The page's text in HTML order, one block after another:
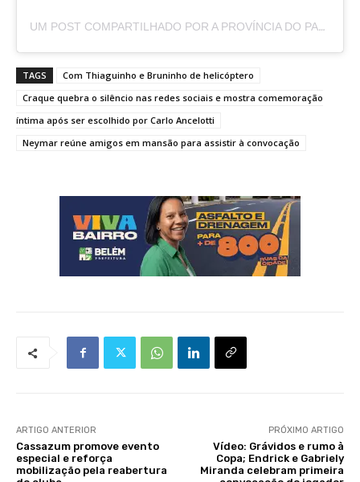
UM POST COMPARTILHADO POR A PROVÍNCIA DO PARÁ (@APROVINCIADOPARA)
TAGS
Com Thiaguinho e Bruninho de helicóptero
Craque quebra o silêncio nas redes sociais e mostra comemoração
íntima após ser escolhido por Carlo Ancelotti
Neymar reúne amigos em mansão para assistir à convocação
ARTIGO ANTERIOR
Cassazum promove evento
especial e reforça
mobilização pela reabertura
PRÓXIMO ARTIGO
Vídeo: Grávidos e rumo à
Copa; Endrick e Gabriely
Miranda celebram primeira